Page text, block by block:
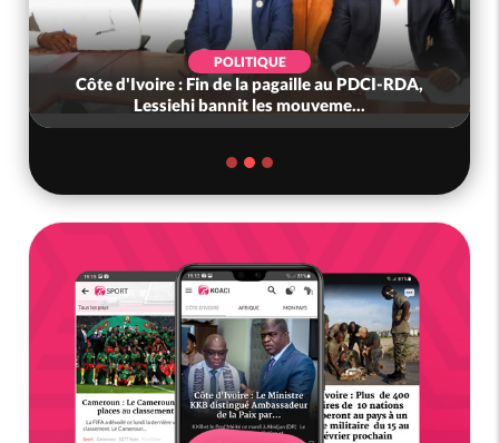
POLITIQUE
Côte d'Ivoire : Fin de la pagaille au PDCI-RDA,
Lessiehi bannit les mouveme...